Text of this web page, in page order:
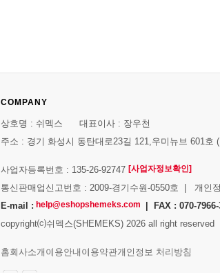
COMPANY
상호명 : 쉬멕스 대표이사 : 장우천
주소 : 경기 화성시 동탄대로23길 121,우미뉴브 601호
사업자등록번호 : 135-26-92747 [사업자정보확인]
통신판매업신고번호 : 2009-경기수원-0550호 | 개인
E-mail : help@eshopshemeks.com
| FAX : 070-7966-
copyright⒞쉬멕스(SHEMEKS) 2026 all right reserved
홈회사소개 이용안내 이용약관개인정보 처리방침